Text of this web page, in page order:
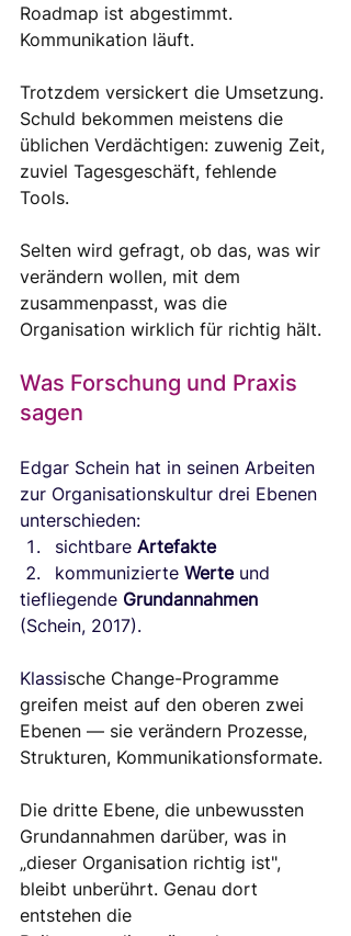
Roadmap ist abgestimmt.
Kommunikation läuft.
Trotzdem versickert die Umsetzung.
Schuld bekommen meistens die
üblichen Verdächtigen: zuwenig Zeit,
zuviel Tagesgeschäft, fehlende
Tools.
Selten wird gefragt, ob das, was wir
verändern wollen, mit dem
zusammenpasst, was die
Organisation wirklich für richtig hält.
Was Forschung und Praxis
sagen
Edgar Schein hat in seinen Arbeiten
zur Organisationskultur drei Ebenen
unterschieden:
sichtbare Artefakte
kommunizierte Werte und
tiefliegende Grundannahmen
(Schein, 2017).
Klassische Change-Programme
greifen meist auf den oberen zwei
Ebenen — sie verändern Prozesse,
Strukturen, Kommunikationsformate.
Die dritte Ebene, die unbewussten
Grundannahmen darüber, was in
„dieser Organisation richtig ist",
bleibt unberührt. Genau dort
entstehen die